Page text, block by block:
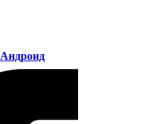
Андроид